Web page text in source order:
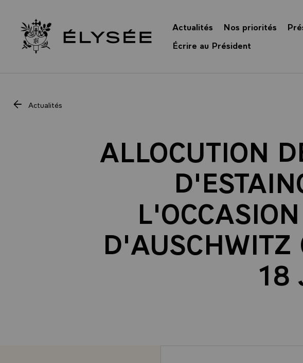
Retour à l’accueil Élysée
Actualités Nos priorités
Écrire au Président
Actualités
ALLOCUTION
18